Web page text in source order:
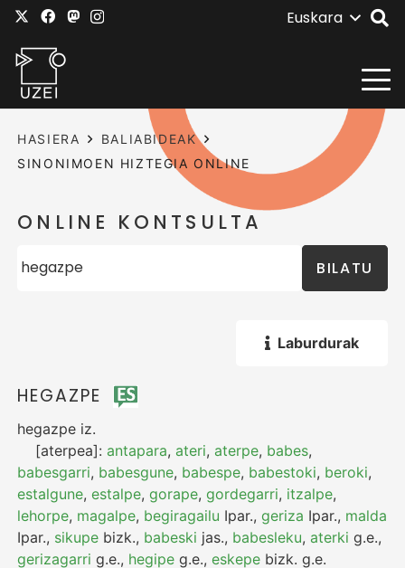
Euskara
HASIERA
BALIABIDEAK
SINONIMOEN HIZTEGIA ONLINE
ONLINE KONTSULTA
BILATU
Laburdurak
HEGAZPE
hegazpe iz.
[aterpea]:antapara,ateri,aterpe, babes,
babesgarri, babesgune, babespe, babestoki, beroki,
estalgune,estalpe,gorape,gordegarri, itzalpe,
lehorpe, magalpe, begiragailu Ipar.,geriza Ipar., malda
Ipar., sikupe bizk., babeski jas., babesleku,aterki g.e.,
gerizagarri g.e., hegipe g.e.,eskepe bizk. g.e.